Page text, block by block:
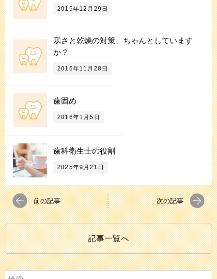
2015年12月29日
寒さと乾燥の対策、ちゃんとしています
か？
2016年11月28日
歯固め
2016年1月5日
歯科衛生士の役割
2025年9月21日
前の記事 次の記事
記事一覧へ
検